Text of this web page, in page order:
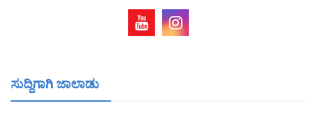
ಸುದ್ದಿಗಾಗಿ ಜಾಲಾಡು